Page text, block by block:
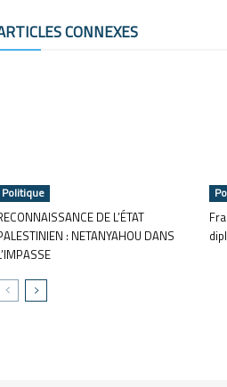
CONNEXES
Politique
DE L’ÉTAT
: NETANYAHOU DANS